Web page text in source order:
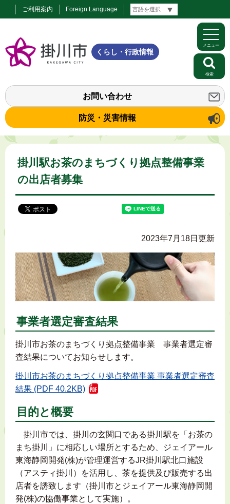
ご利用案内 Foreign Language
くらし・行政情報
お問い合わせ
防災・災害情報
メニュー
検索
掛川駅お茶のまちづくり拠点整備事業
の出店者募集
2023年7月18日更新
事業者選定審査結果
掛川市お茶のまちづくり拠点整備事業 事業者選定審
査結果についてお知らせします。
掛川市お茶のまちづくり拠点整備事業 事業者選定審査
結果 (PDF 40.2KB)
目的と概要
掛川市では、掛川の玄関口である掛川駅を「お茶の
まち掛川」に相応しい場所とするため、ジェイアール
東海静岡開発(株)が管理運営するJR掛川駅北口施設
（アスティ掛川）を活用し、茶を提供及び販売する出
店者を誘致します（掛川市とジェイアール東海静岡開
発(株)の協働事業として実施）。